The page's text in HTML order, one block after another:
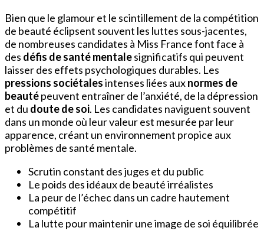
Bien que le glamour et le scintillement de la compétition
de beauté éclipsent souvent les luttes sous-jacentes,
de nombreuses candidates à Miss France font face à
des défis de santé mentalesignificatifs qui peuvent
laisser des effets psychologiques durables. Les
pressions sociétalesintenses liées auxnormes de
beautépeuvent entraîner de l’anxiété, de la dépression
et du doute de soi. Les candidates naviguent souvent
dans un monde où leur valeur est mesurée par leur
apparence, créant un environnement propice aux
problèmes de santé mentale.
Scrutin constant des juges et du public
Le poids des idéaux de beauté irréalistes
La peur de l’échec dans un cadre hautement
compétitif
La lutte pour maintenir une image de soi équilibrée